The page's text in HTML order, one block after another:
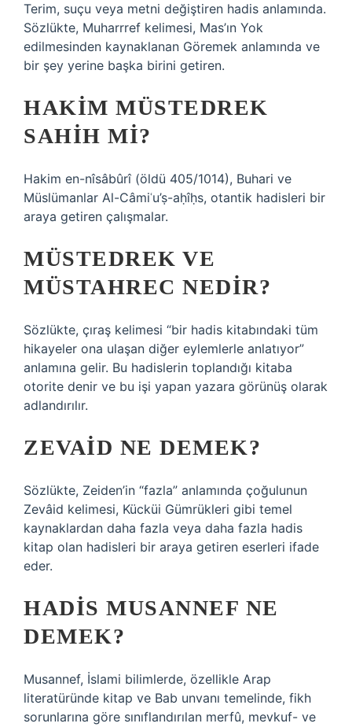
Terim, suçu veya metni değiştiren hadis anlamında.
Sözlükte, Muharrref kelimesi, Mas’ın Yok
edilmesinden kaynaklanan Göremek anlamında ve
bir şey yerine başka birini getiren.
HAKIM MÜSTEDREK
SAHIH MI?
Hakim en-nîsâbûrî (öldü 405/1014), Buhari ve
Müslümanlar Al-Câmiʿu’ṣ-aḥîḥs, otantik hadisleri bir
araya getiren çalışmalar.
MÜSTEDREK VE
MÜSTAHREC NEDIR?
Sözlükte, çıraş kelimesi “bir hadis kitabındaki tüm
hikayeler ona ulaşan diğer eylemlerle anlatıyor”
anlamına gelir. Bu hadislerin toplandığı kitaba
otorite denir ve bu işi yapan yazara görünüş olarak
adlandırılır.
ZEVAID NE DEMEK?
Sözlükte, Zeiden’in “fazla” anlamında çoğulunun
Zevâid kelimesi, Kücküi Gümrükleri gibi temel
kaynaklardan daha fazla veya daha fazla hadis
kitap olan hadisleri bir araya getiren eserleri ifade
eder.
HADIS MUSANNEF NE
DEMEK?
Musannef, İslami bilimlerde, özellikle Arap
literatüründe kitap ve Bab unvanı temelinde, fikh
sorunlarına göre sınıflandırılan merfû, mevkuf- ve